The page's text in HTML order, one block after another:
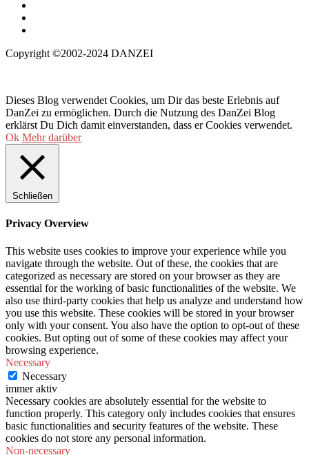
Copyright ©2002-2024 DANZEI
Dieses Blog verwendet Cookies, um Dir das beste Erlebnis auf
DanZei zu ermöglichen. Durch die Nutzung des DanZei Blog
erklärst Du Dich damit einverstanden, dass er Cookies verwendet.
Ok Mehr darüber
Schließen
Privacy Overview
This website uses cookies to improve your experience while you
navigate through the website. Out of these, the cookies that are
categorized as necessary are stored on your browser as they are
essential for the working of basic functionalities of the website. We
also use third-party cookies that help us analyze and understand how
you use this website. These cookies will be stored in your browser
only with your consent. You also have the option to opt-out of these
cookies. But opting out of some of these cookies may affect your
browsing experience.
Necessary
Necessary
immer aktiv
Necessary cookies are absolutely essential for the website to
function properly. This category only includes cookies that ensures
basic functionalities and security features of the website. These
cookies do not store any personal information.
Non-necessary